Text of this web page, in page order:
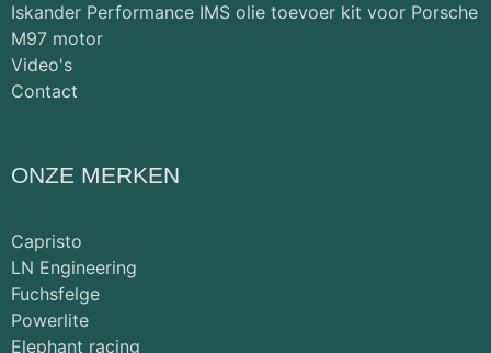
Iskander Performance IMS olie toevoer kit voor Porsche
M97 motor
Video's
Contact
ONZE MERKEN
Capristo
LN Engineering
Fuchsfelge
Powerlite
Elephant racing